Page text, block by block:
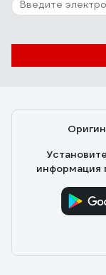
информация